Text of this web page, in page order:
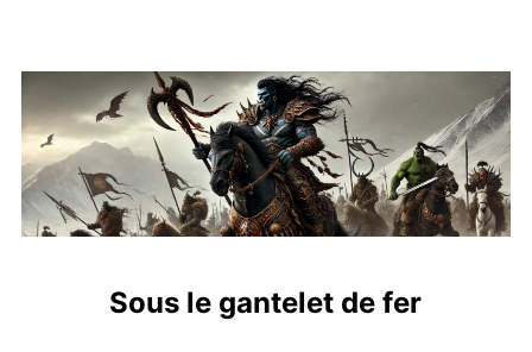
Sous le gantelet de fer